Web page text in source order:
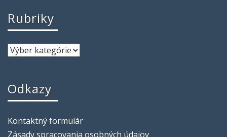
Rubriky
Odkazy
Kontaktný formulár
Zásady spracovania osobných údajov